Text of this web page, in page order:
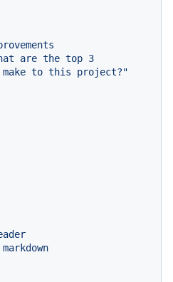
are the top 3
make to this project?"